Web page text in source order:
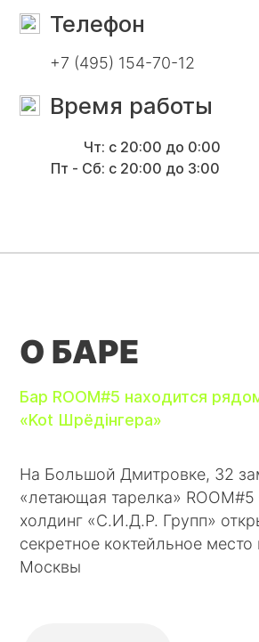
Телефон
+7 (495) 154-70-12
Время работы
Чт: c 20:00 до 0:00
Пт - Сб: c 20:00 до 3:00
О БАРЕ
Бар ROOM#5 находится
«Kot Шрёдiнгера»
На Большой Дмитровке, 32
«летающая тарелка»
холдинг «С.И.Д.Р. Групп»
секретное коктейльное место
Москвы